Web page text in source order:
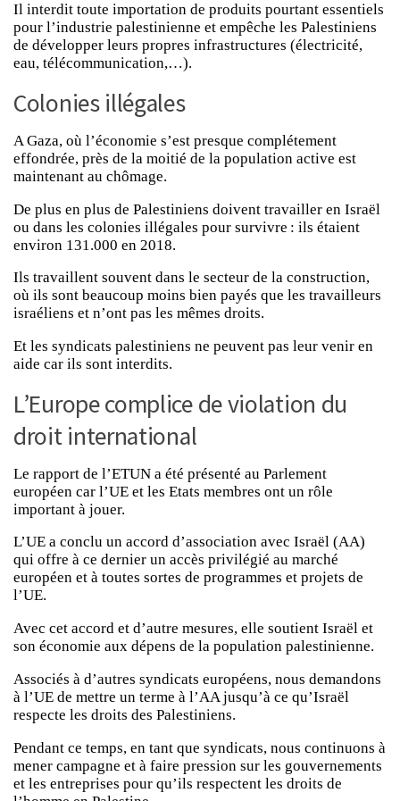
Il interdit toute importation de produits pourtant essentiels
pour l’industrie palestinienne et empêche les Palestiniens
de développer leurs propres infrastructures (électricité,
eau, télécommunication,…).
Colonies illégales
A Gaza, où l’économie s’est presque complétement
effondrée, près de la moitié de la population active est
maintenant au chômage.
De plus en plus de Palestiniens doivent travailler en Israël
ou dans les colonies illégales pour survivre : ils étaient
environ 131.000 en 2018.
Ils travaillent souvent dans le secteur de la construction,
où ils sont beaucoup moins bien payés que les travailleurs
israéliens et n’ont pas les mêmes droits.
Et les syndicats palestiniens ne peuvent pas leur venir en
aide car ils sont interdits.
L’Europe complice de violation du
droit international
Le rapport de l’ETUN a été présenté au Parlement
européen car l’UE et les Etats membres ont un rôle
important à jouer.
L’UE a conclu un accord d’association avec Israël (AA)
qui offre à ce dernier un accès privilégié au marché
européen et à toutes sortes de programmes et projets de
l’UE.
Avec cet accord et d’autre mesures, elle soutient Israël et
son économie aux dépens de la population palestinienne.
Associés à d’autres syndicats européens, nous demandons
à l’UE de mettre un terme à l’AA jusqu’à ce qu’Israël
respecte les droits des Palestiniens.
Pendant ce temps, en tant que syndicats, nous continuons à
mener campagne et à faire pression sur les gouvernements
et les entreprises pour qu’ils respectent les droits de